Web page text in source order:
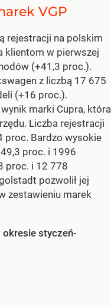
VGP
rejestracji na polskim
klientom w pierwszej
(+41,3 proc.).
z liczbą 17 675
(+16 proc.).
marki Cupra, która
Liczba rejestracji
proc. Bardzo wysokie
proc. i 1996
proc. i 12 778
pozwolił jej
zestawieniu marek
okresie styczeń-